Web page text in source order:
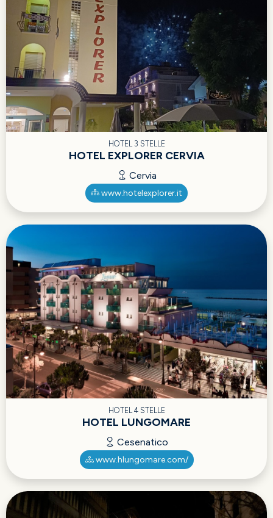
HOTEL 3 STELLE
HOTEL EXPLORER CERVIA
Cervia
www.hotelexplorer.it
HOTEL 4 STELLE
HOTEL LUNGOMARE
Cesenatico
www.hlungomare.com/